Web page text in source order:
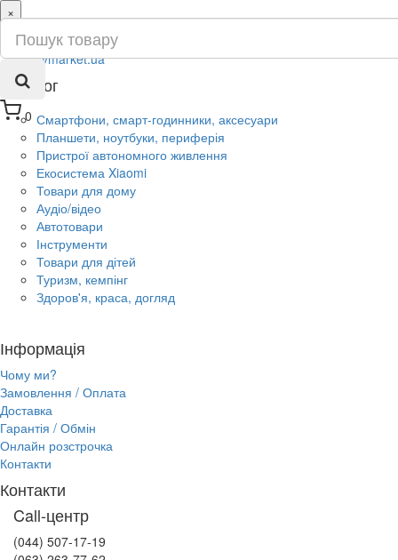
0
×
ru
ua
Каталог
Смартфони, смарт-годинники, аксесуари
Планшети, ноутбуки, периферія
Пристрої автономного живлення
Екосистема Xiaomi
Товари для дому
Аудіо/відео
Автотовари
Інструменти
Товари для дітей
Туризм, кемпінг
Здоров'я, краса, догляд
Інформація
Чому ми?
Замовлення / Оплата
Доставка
Гарантія / Обмін
Онлайн розстрочка
Контакти
Контакти
Call-центр
(044) 507-17-19